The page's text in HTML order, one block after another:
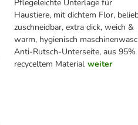
Pflegeleichte Unterlage für
Haustiere, mit dichtem Flor,
zuschneidbar, extra dick, weich &
warm, hygienisch
Anti-Rutsch-Unterseite, aus 95%
recyceltem Material weiter